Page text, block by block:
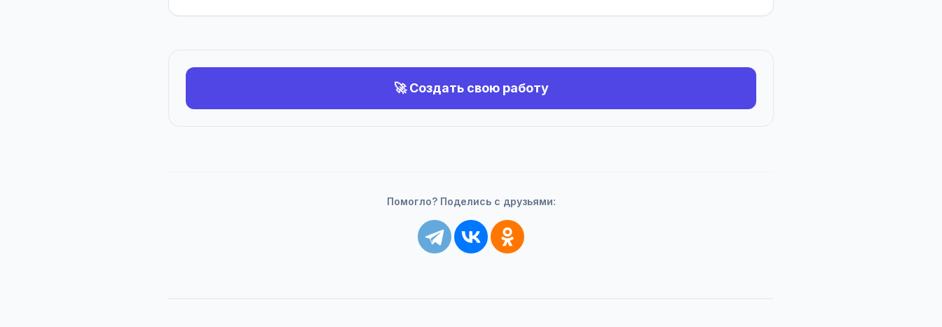
🚀 Создать свою работу
Помогло? Поделись с друзьями: